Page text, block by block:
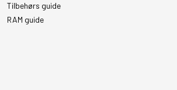
Tilbehørs guide
RAM guide